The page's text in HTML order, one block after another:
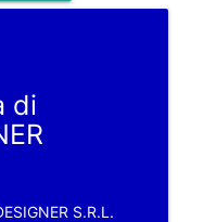
di
S.R.L.